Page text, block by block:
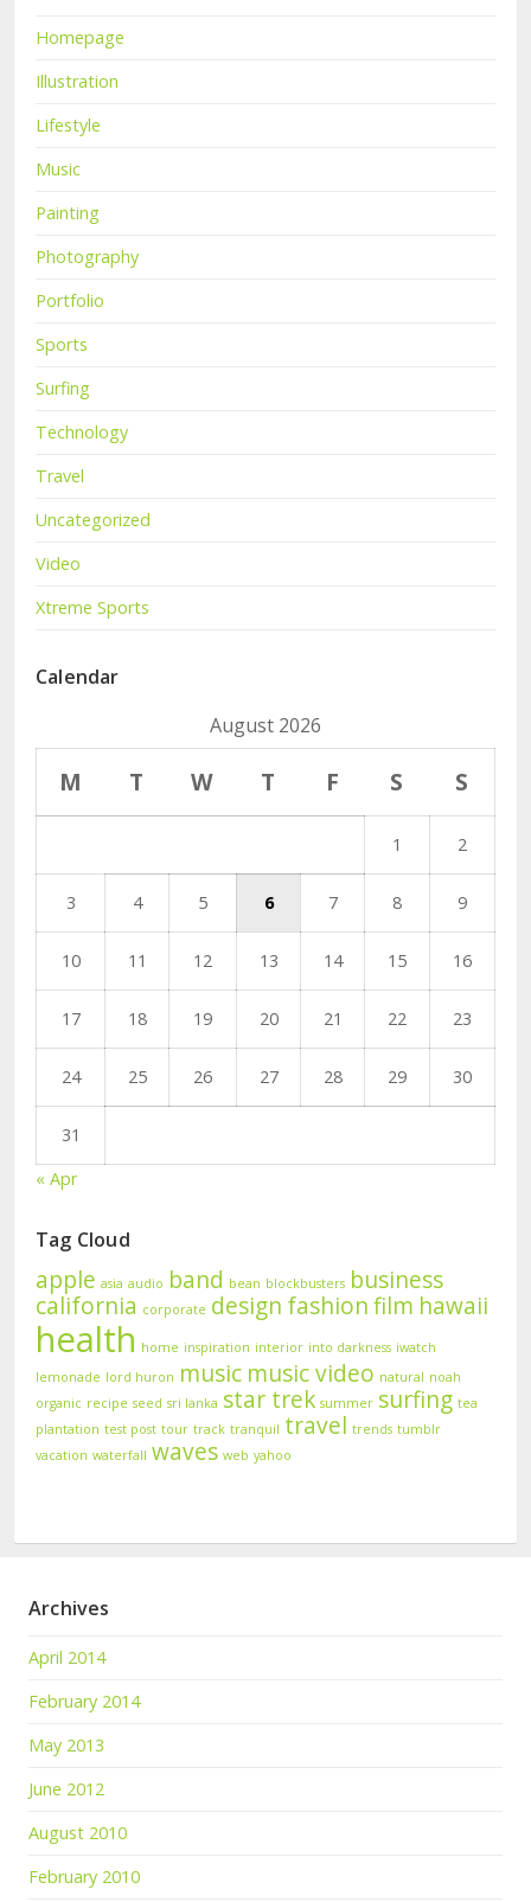
Homepage
Illustration
Lifestyle
Music
Painting
Photography
Portfolio
Sports
Surfing
Technology
Travel
Uncategorized
Video
Xtreme Sports
Calendar
August 2026
M T W T F S S
1 2
3 4 5 6 7 8 9
10 11 12 13 14 15 16
17 18 19 20 21 22 23
24 25 26 27 28 29 30
31
« Apr
Tag Cloud
apple asia audio band bean blockbusters business
california corporate design fashionfilm hawaii
health home inspiration interior into darkness iwatch
lemonade lord huron music music video natural noah
organic recipe seed sri lanka star trek summer surfing tea
plantation test post tour track tranquil travel trends tumblr
vacation waterfall waves web yahoo
Archives
April 2014
February 2014
May 2013
June 2012
August 2010
February 2010